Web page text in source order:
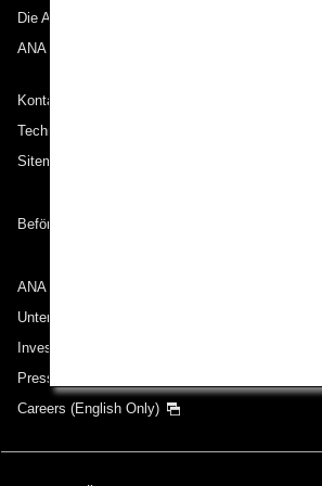
Die ANA Experience
ANA Mileage Club
Kontakt zu ANA
Technische Hilfe (Barrierefreiheit)
Sitemap
Beförderungsbedingungen
ANA Group
Unternehmen der ANA Group
Investor Relations
Pressemeldungen
Careers (English Only)